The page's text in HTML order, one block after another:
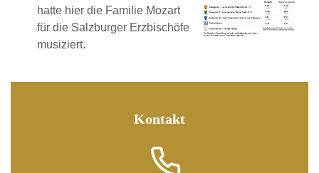
hatte hier die Familie Mozart
für die Salzburger Erzbischöfe
musiziert.
Kontakt